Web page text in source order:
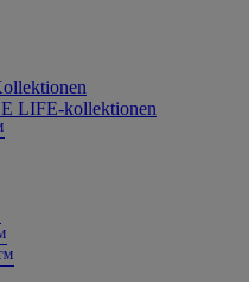
LIFE-kollektionen